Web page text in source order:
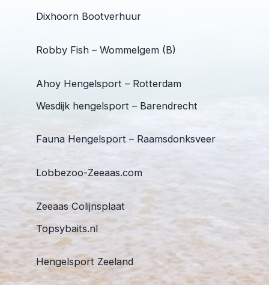
Dixhoorn Bootverhuur
Robby Fish – Wommelgem (B)
Ahoy Hengelsport – Rotterdam
Wesdijk hengelsport – Barendrecht
Fauna Hengelsport – Raamsdonksveer
Lobbezoo-Zeeaas.com
Zeeaas Colijnsplaat
Topsybaits.nl
Hengelsport Zeeland